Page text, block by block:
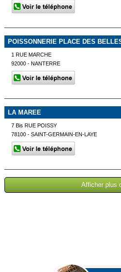
POISSONNERIE PLACE DES
1 RUE MARCHE
92000 - NANTERRE
LA MAREE
7 Bis RUE POISSY
78100 - SAINT-GERMAIN-EN-LAYE
Afficher plus